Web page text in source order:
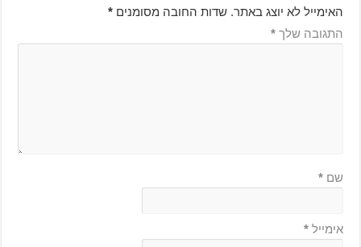
האימייל לא יוצג באתר. שדות החובה מסומנים *
התגובה שלך *
שם *
אימייל *